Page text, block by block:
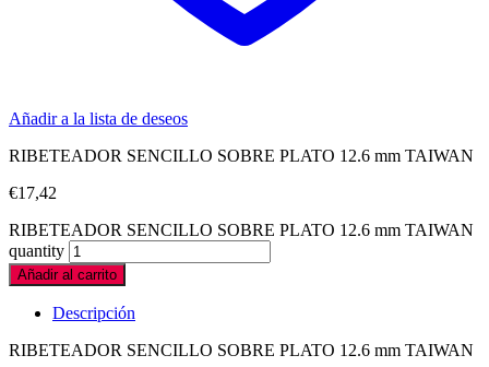
Añadir a la lista de deseos
RIBETEADOR SENCILLO SOBRE PLATO 12.6 mm TAIWAN
€17,42
RIBETEADOR SENCILLO SOBRE PLATO 12.6 mm TAIWAN
quantity
Añadir al carrito
Descripción
RIBETEADOR SENCILLO SOBRE PLATO 12.6 mm TAIWAN